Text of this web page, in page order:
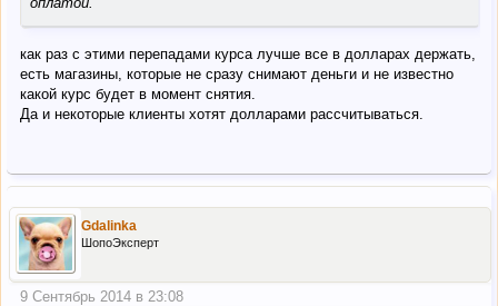
как раз с этими перепадами курса лучше все в долларах держать,
есть магазины, которые не сразу снимают деньги и не известно
какой курс будет в момент снятия.
Да и некоторые клиенты хотят долларами рассчитываться.
Gdalinka
ШопоЭксперт
9 Сентябрь 2014 в 23:08